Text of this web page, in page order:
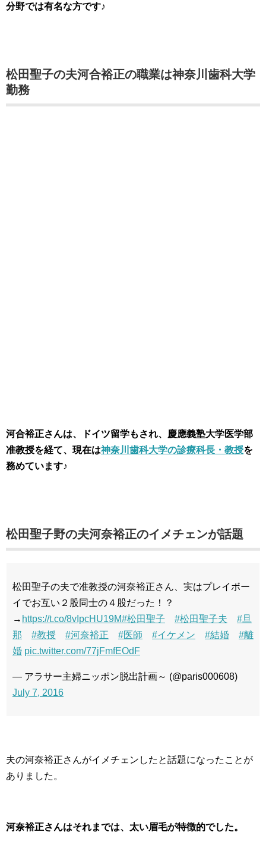
分野では有名な方です♪
松田聖子の夫河合裕正の職業は神奈川歯科大学
勤務
河合裕正さんは、ドイツ留学もされ、慶應義塾大学医学部
准教授を経て、現在は神奈川歯科大学の診療科長・教授を
務めています♪
松田聖子野の夫河奈裕正のイメチェンが話題
松田聖子の夫で准教授の河奈裕正さん、実はプレイボー
イでお互い２股同士の４股だった！？
→ https://t.co/8vIpcHU19M#松田聖子 #松田聖子夫
#旦
那
#教授 #河奈裕正 #医師 #イケメン #結婚
#離
婚 pic.twitter.com/77jFmfEOdF
— アラサー主婦ニッポン脱出計画～ (@paris000608)
July 7, 2016
夫の河奈裕正さんがイメチェンしたと話題になったことが
ありました。
河奈裕正さんはそれまでは、太い眉毛が特徴的でした。